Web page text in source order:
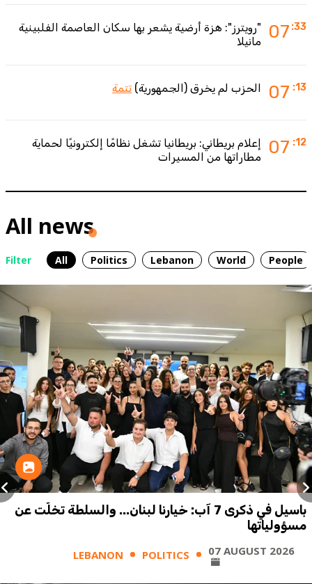
07 :33
"رويترز": هزة أرضية يشعر بها سكان العاصمة الفلبينية
مانيلا
07 :13 الحزب لم يخرق (الجمهورية) تتمة
07 :12
إعلام بريطاني: بريطانيا تشغل نظامًا إلكترونيًا لحماية
مطاراتها من المسيرات
All news
Filter All Politics Lebanon World People
باسيل في ذكرى 7 آب: خيارنا لبنان... والسلطة تخلّت عن
مسؤولياتها
LEBANON POLITICS 07 AUGUST 2026